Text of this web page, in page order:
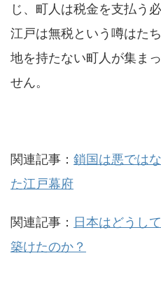
じ、町人は税金を支払う
江戸は無税という噂はた
地を持たない町人が集ま
せん。
関連記事： 鎖国は悪では
た江戸幕府
関連記事： 日本はどうし
築けたのか？